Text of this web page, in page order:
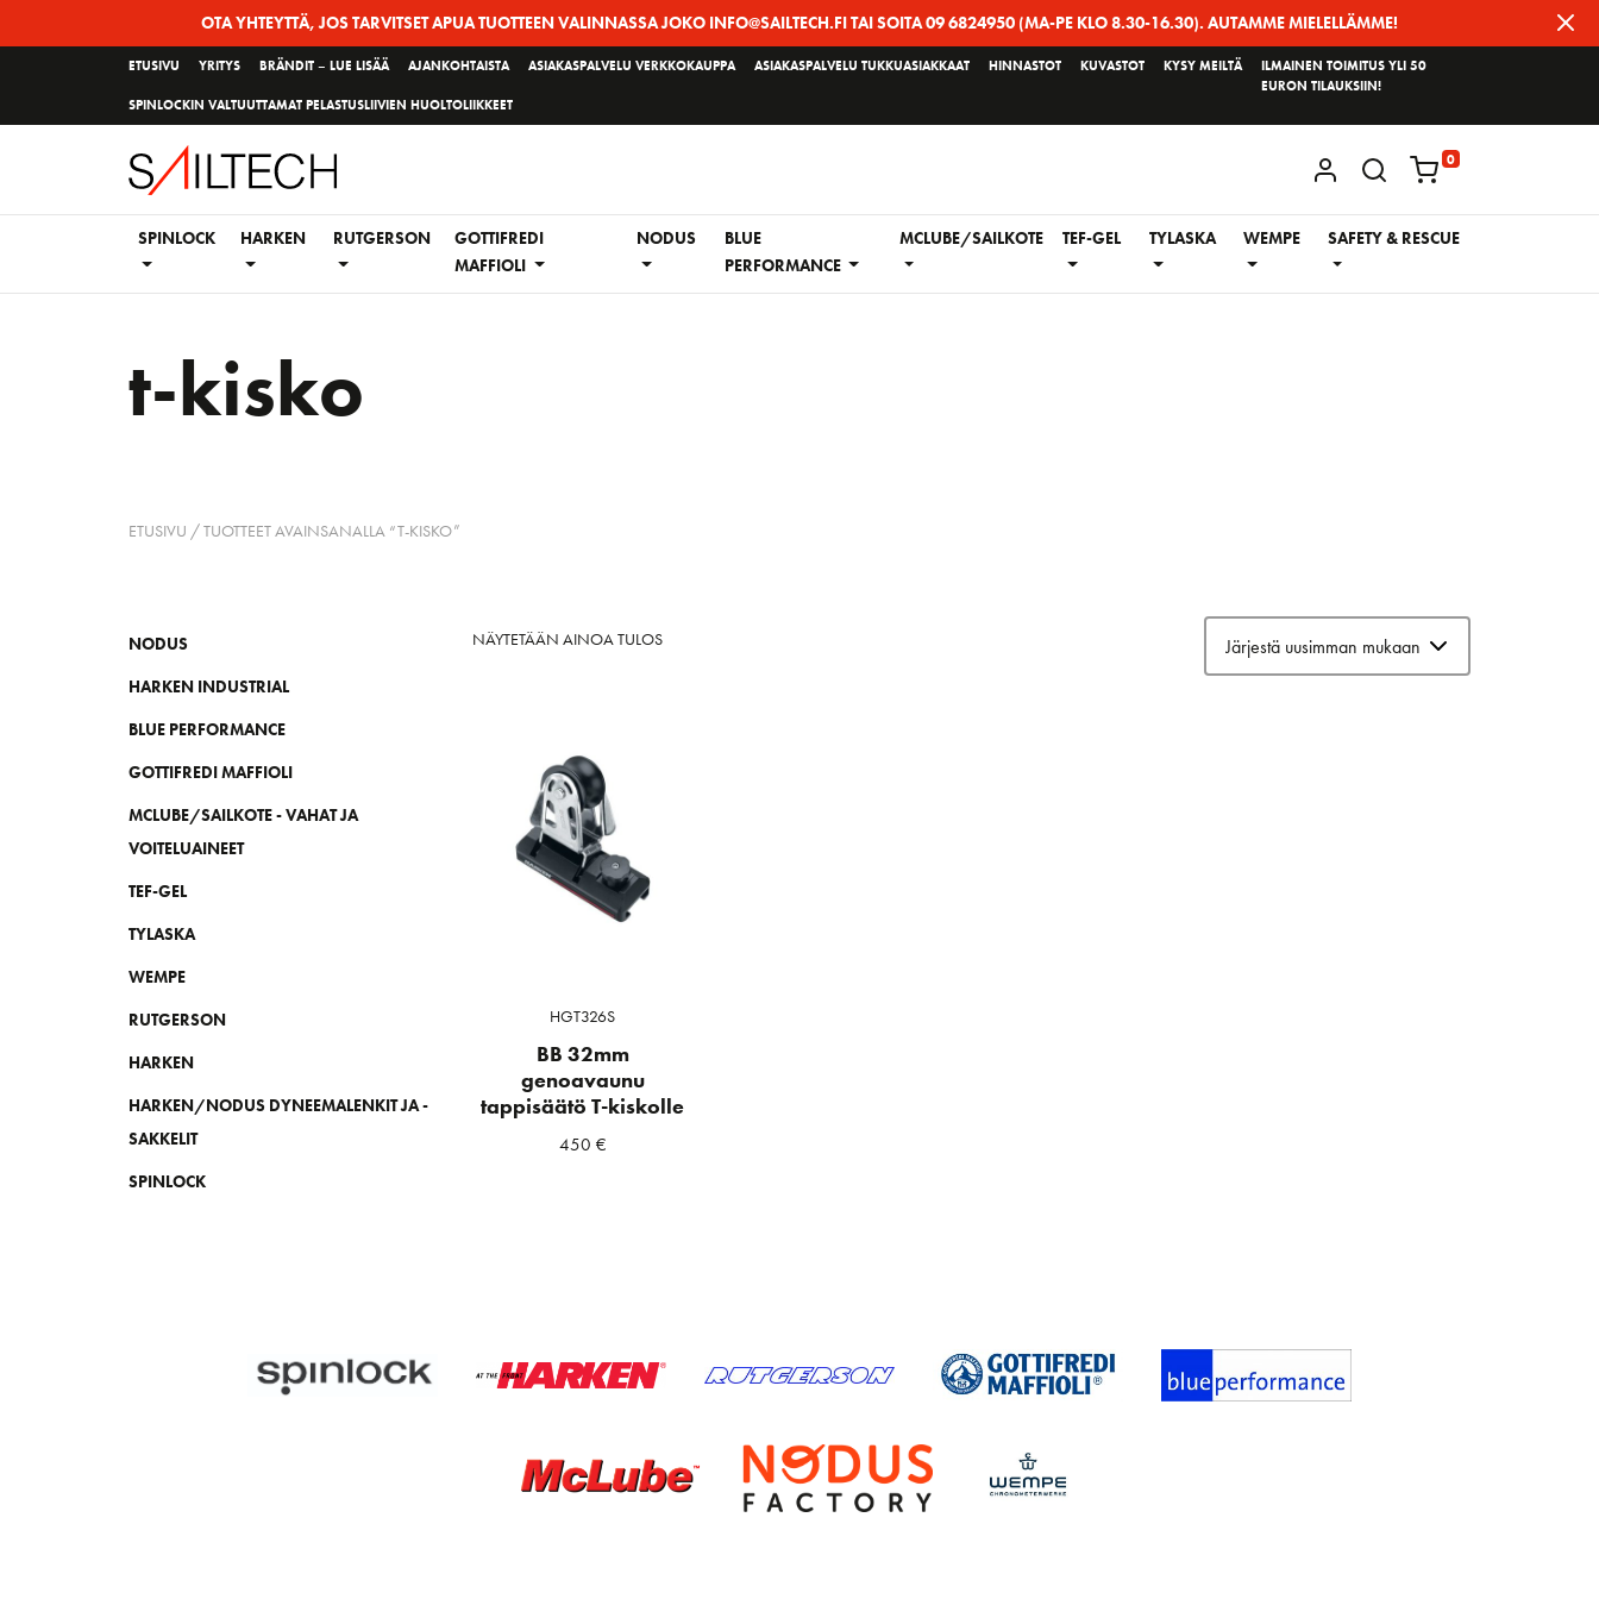
OTA YHTEYTTÄ, JOS TARVITSET APUA TUOTTEEN VALINNASSA JOKO INFO@SAILTECH.FI TAI SOITA 09 6824950 (MA-PE KLO 8.30-16.30). AUTAMME MIELELLÄMME!
ETUSIVU YRITYS BRÄNDIT – LUE LISÄÄ AJANKOHTAISTA ASIAKASPALVELU VERKKOKAUPPA ASIAKASPALVELU TUKKUASIAKKAAT HINNASTOT KUVASTOT KYSY MEILTÄ
SPINLOCKIN VALTUUTTAMAT PELASTUSLIIVIEN HUOLTOLIIKKEET
ILMAINEN TOIMITUS YLI 50
EURON TILAUKSIIN!
KIRJAUDU / REKISTERÖIDY
0
SPINLOCK HARKEN RUTGERSON
GOTTIFREDI
MAFFIOLI
NODUS
BLUE
PERFORMANCE
MCLUBE/SAILKOTE TEF-GEL TYLASKA WEMPE SAFETY & RESCUE
t-kisko
ETUSIVU / TUOTTEET AVAINSANALLA “T-KISKO”
NODUS
HARKEN INDUSTRIAL
BLUE PERFORMANCE
GOTTIFREDI MAFFIOLI
MCLUBE/SAILKOTE - VAHAT JA
VOITELUAINEET
TEF-GEL
TYLASKA
WEMPE
RUTGERSON
HARKEN
HARKEN/NODUS DYNEEMALENKIT JA -
SAKKELIT
SPINLOCK
NÄYTETÄÄN AINOA TULOS
HGT326S
BB 32mm
genoavaunu
tappisäätö T-kiskolle
450 €